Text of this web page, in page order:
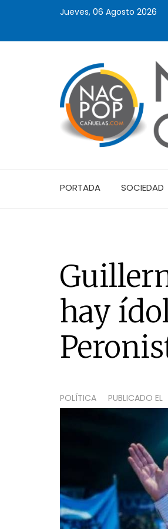
Jueves, 06 Agosto 2026
PORTADA SOCIEDAD
hay
POLÍTICA PUBLICADO EL